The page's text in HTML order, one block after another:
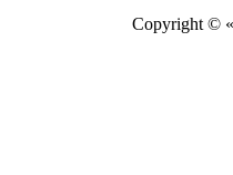
Copyright ©